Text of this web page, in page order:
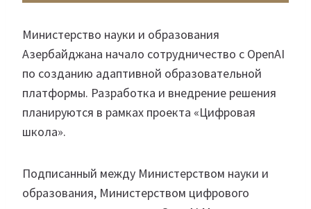
Министерство науки и образования
Азербайджана начало сотрудничество с OpenAI
по созданию адаптивной образовательной
платформы. Разработка и внедрение решения
планируются в рамках проекта «Цифровая
школа».
Подписанный между Министерством науки и
образования, Министерством цифрового